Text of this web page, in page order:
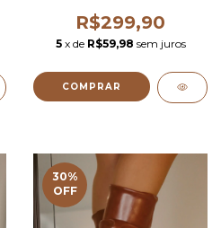
R$299,90
5 x de R$59,98 sem juros
COMPRAR
30%
OFF